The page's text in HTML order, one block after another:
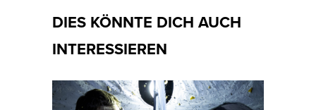
DIES KÖNNTE DICH AUCH
INTERESSIEREN